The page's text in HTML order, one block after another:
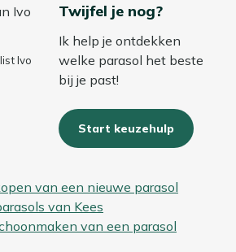
Ivo
Twijfel je nog?
Ik help je ontdekken
welke parasol het beste
bij je past!
Start keuzehulp
van een nieuwe parasol
van Kees
van een parasol